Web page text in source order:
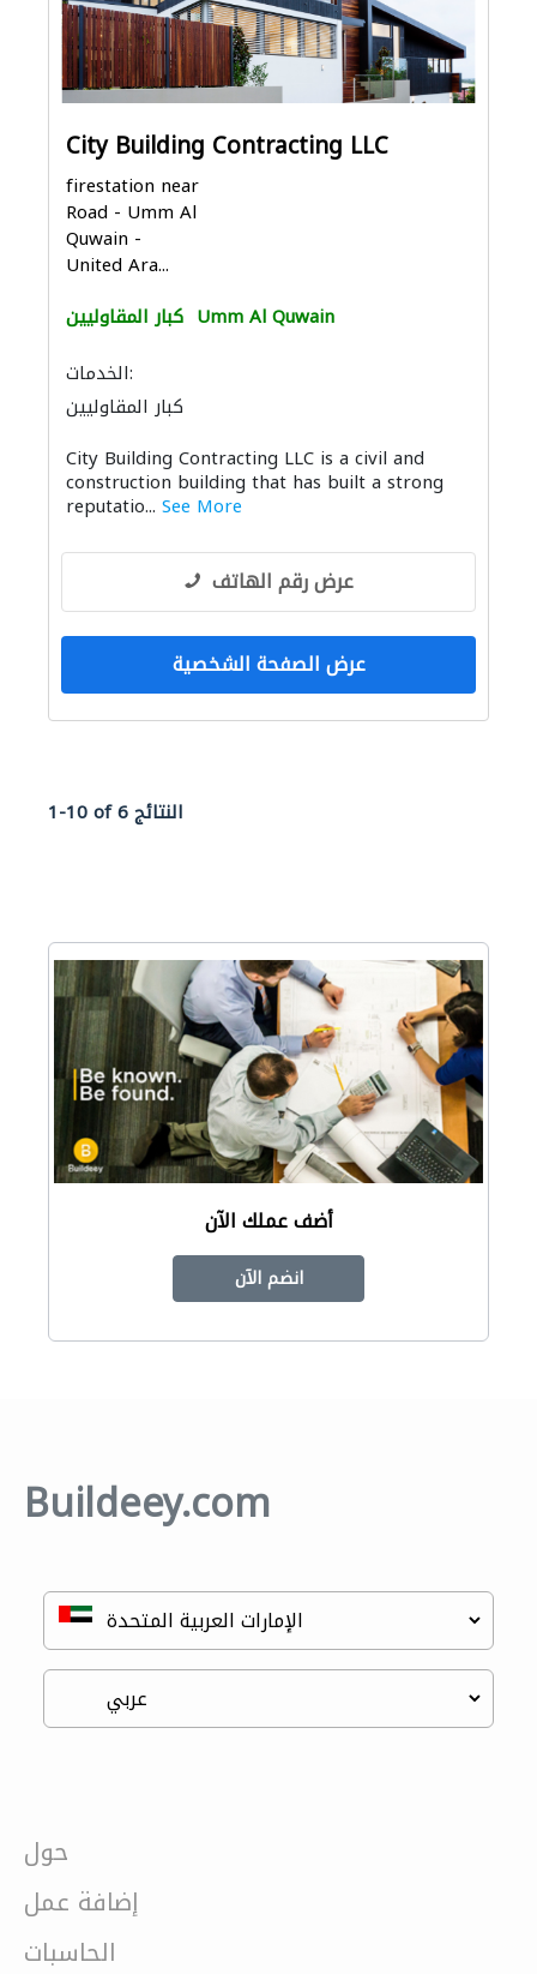
City Building Contracting LLC
firestation near
Road - Umm Al
Quwain -
United Ara...
كبار المقاوليين Umm Al Quwain
الخدمات:
كبار المقاوليين
City Building Contracting LLC is a civil and
construction building that has built a strong
reputatio... See More
عرض رقم الهاتف
عرض الصفحة الشخصية
1-10 of 6 النتائج
أضف عملك الآن
انضم الآن
Buildeey.com
حول
إضافة عمل
الحاسبات